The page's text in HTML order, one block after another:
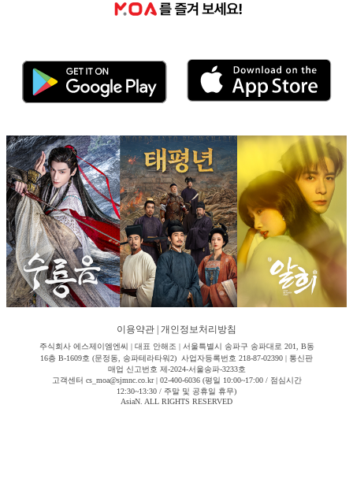
이용약관 개인정보처리방침
주식회사 에스제이엠엔씨 | 대표 안해조 | 서울특별시 송파구 송파대로 201, B동
16층 B-1609호 (문정동, 송파테라타워2) 사업자등록번호 218-87-02390 | 통신판
매업 신고번호 제-2024-서울송파-3233호
고객센터 cs_moa@sjmnc.co.kr | 02-400-6036 (평일 10:00~17:00 / 점심시간
12:30~13:30 / 주말 및 공휴일 휴무)
AsiaN. ALL RIGHTS RESERVED